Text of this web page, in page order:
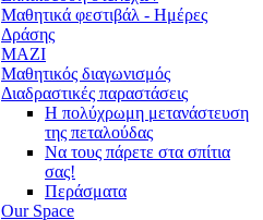
Μαθητικά φεστιβάλ - Ημέρες
Δράσης
ΜΑΖΙ
Μαθητικός διαγωνισμός
Διαδραστικές παραστάσεις
Η πολύχρωμη μετανάστευση
της πεταλούδας
Να τους πάρετε στα σπίτια
σας!
Περάσματα
Our Space